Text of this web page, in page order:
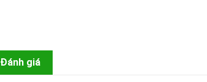
Đánh giá